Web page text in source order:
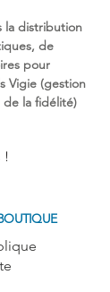
la distribution
, de
pour
Vigie (gestion
de la fidélité)
!